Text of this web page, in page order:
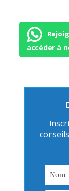
accéder à